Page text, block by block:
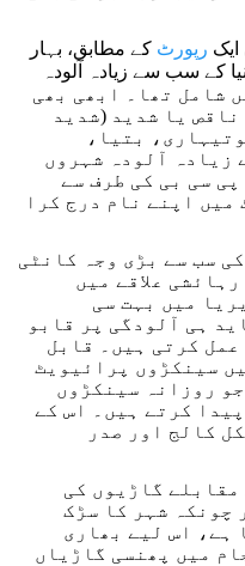
رپورٹکے مطابق، بہار
کے سب سے زیادہ آلودہ
20 شہروں میں شامل تھا۔ ابھی بھی
یا شدید (شدید
بتیا،
زیادہ آلودہ شہروں
سی بی کی طرف سے
اپنے نام درج کرا
سب سے بڑی وجہ کانٹی
علاقے میں
میں بہت سی
ہی آلودگی پر قابو
کرتی ہیں۔ قابل
سینکڑوں پرائیویٹ
روزانہ سینکڑوں
کرتے ہیں۔ اس کے
کالج اور صدر
گاڑیوں کی
چونکہ شہر کا سڑک
ہے، اس لیے بھاری
میں پھنسی گاڑیاں